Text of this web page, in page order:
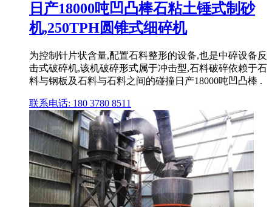
日产18000吨凹凸棒石粘土锤式制砂
机,250TPH圆锥式细碎机
为控制针片状含量,配置石料整形的设备,也是中碎设备反
击式破碎机,该机破碎形式属于冲击型,石料破碎依赖于石
料与钢板及石料与石料之间的碰撞日产18000吨凹凸棒 .
联系电话: 180 3780 8511